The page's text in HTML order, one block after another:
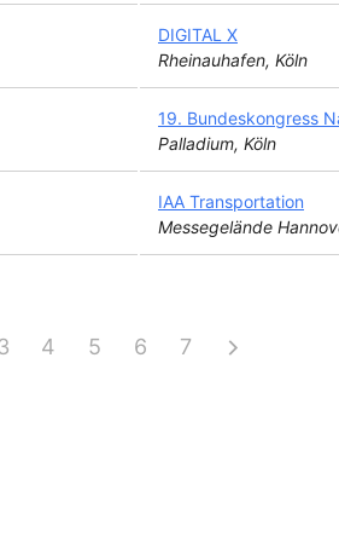
DIGITAL X
Rheinauhafen, Köln
19. Bundeskongress
Palladium, Köln
IAA Transportation
Messegelände
4 5 6 7